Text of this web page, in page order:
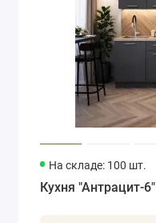
На складе: 100 шт.
Кухня "Антрацит-6"